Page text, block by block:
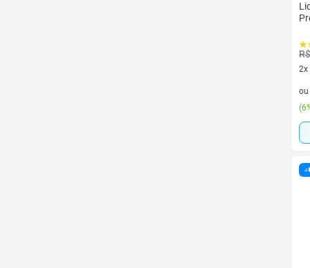
2x
2
ou
(